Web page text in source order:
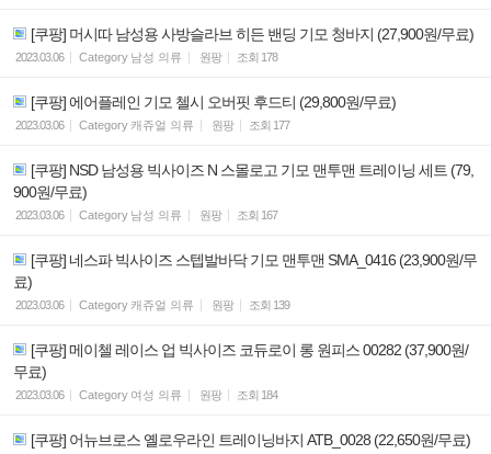
[쿠팡] 머시따 남성용 사방슬라브 히든 밴딩 기모 청바지 (27,900원/무료)
2023.03.06 Category 남성 의류 원팡 조회 178
[쿠팡] 에어플레인 기모 첼시 오버핏 후드티 (29,800원/무료)
2023.03.06 Category 캐쥬얼 의류 원팡 조회 177
[쿠팡] NSD 남성용 빅사이즈 N 스몰로고 기모 맨투맨 트레이닝 세트 (79,
900원/무료)
2023.03.06 Category 남성 의류 원팡 조회 167
[쿠팡] 네스파 빅사이즈 스텝발바닥 기모 맨투맨 SMA_0416 (23,900원/무
료)
2023.03.06 Category 캐쥬얼 의류 원팡 조회 139
[쿠팡] 메이첼 레이스 업 빅사이즈 코듀로이 롱 원피스 00282 (37,900원/
무료)
2023.03.06 Category 여성 의류 원팡 조회 184
[쿠팡] 어뉴브로스 옐로우라인 트레이닝바지 ATB_0028 (22,650원/무료)